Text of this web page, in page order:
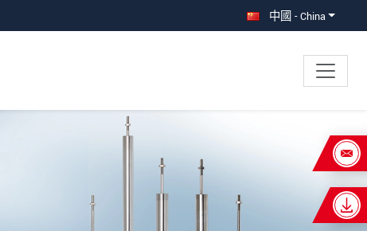
中國 - China